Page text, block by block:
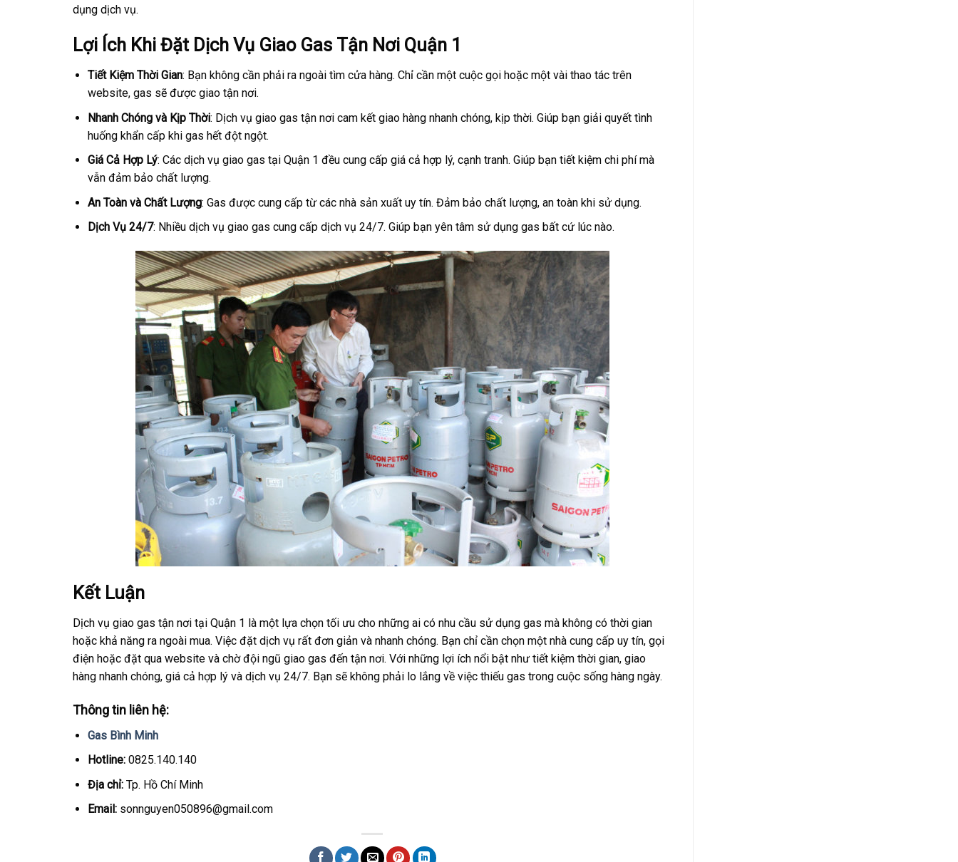
dụng dịch vụ.
Lợi Ích Khi Đặt Dịch Vụ Giao Gas Tận Nơi Quận 1
Tiết Kiệm Thời Gian: Bạn không cần phải ra ngoài tìm cửa hàng. Chỉ cần một cuộc gọi hoặc một vài thao tác trên
website, gas sẽ được giao tận nơi.
Nhanh Chóng và Kịp Thời: Dịch vụ giao gas tận nơi cam kết giao hàng nhanh chóng, kịp thời. Giúp bạn giải quyết tình
huống khẩn cấp khi gas hết đột ngột.
Giá Cả Hợp Lý: Các dịch vụ giao gas tại Quận 1 đều cung cấp giá cả hợp lý, cạnh tranh. Giúp bạn tiết kiệm chi phí mà
vẫn đảm bảo chất lượng.
An Toàn và Chất Lượng: Gas được cung cấp từ các nhà sản xuất uy tín. Đảm bảo chất lượng, an toàn khi sử dụng.
Dịch Vụ 24/7: Nhiều dịch vụ giao gas cung cấp dịch vụ 24/7. Giúp bạn yên tâm sử dụng gas bất cứ lúc nào.
Kết Luận
Dịch vụ giao gas tận nơi tại Quận 1 là một lựa chọn tối ưu cho những ai có nhu cầu sử dụng gas mà không có thời gian
hoặc khả năng ra ngoài mua. Việc đặt dịch vụ rất đơn giản và nhanh chóng. Bạn chỉ cần chọn một nhà cung cấp uy tín, gọi
điện hoặc đặt qua website và chờ đội ngũ giao gas đến tận nơi. Với những lợi ích nổi bật như tiết kiệm thời gian, giao
hàng nhanh chóng, giá cả hợp lý và dịch vụ 24/7. Bạn sẽ không phải lo lắng về việc thiếu gas trong cuộc sống hàng ngày.
Thông tin liên hệ:
Gas Bình Minh
Hotline:0825.140.140
Địa chỉ:Tp. Hồ Chí Minh
Email:sonnguyen050896@gmail.com